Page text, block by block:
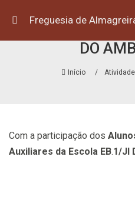
DO
Início
Com a participação dos
Auxiliares da Escola EB.1/JI
Freguesia de